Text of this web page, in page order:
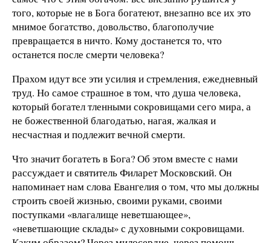
того, которые не в Бога богатеют, внезапно все их это
мнимое богатство, довольство, благополучие
превращается в ничто. Кому достанется то, что
останется после смерти человека?
Прахом идут все эти усилия и стремления, ежедневный
труд. Но самое страшное в том, что душа человека,
который богател тленными сокровищами сего мира, а
не божественной благодатью, нагая, жалкая и
несчастная и подлежит вечной смерти.
Что значит богатеть в Бога? Об этом вместе с нами
рассуждает и святитель Филарет Московский. Он
напоминает нам слова Евангелия о том, что мы должны
строить своей жизнью, своими руками, своими
поступками «влагалище неветшающее»,
«неветшающие склады» с духовными сокровищами.